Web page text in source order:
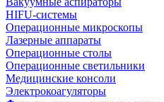
HIFU-системы
Операционные микроскопы
Лазерные аппараты
Операционные столы
Операционные светильники
Медицинские консоли
Электрокоагуляторы